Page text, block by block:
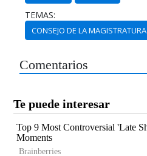
TEMAS:
CONSEJO DE LA MAGISTRATURA
Comentarios